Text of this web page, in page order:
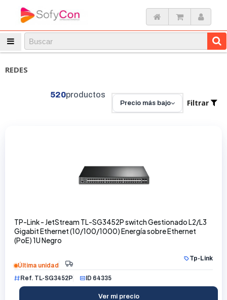
REDES
Filtrar
Precio más bajo
520productos
TP-Link - JetStream TL-SG3452P switch Gestionado L2/L3
Gigabit Ethernet (10/100/1000) Energía sobre Ethernet
(PoE) 1U Negro
Tp-Link
Última unidad
Ref. TL-SG3452P
ID 64335
Ver mi precio